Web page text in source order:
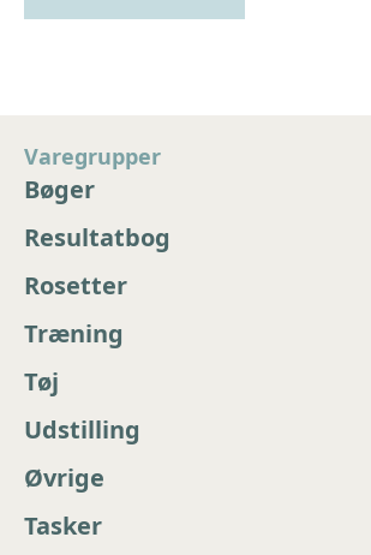
Varegrupper
Bøger
Resultatbog
Rosetter
Træning
Tøj
Udstilling
Øvrige
Tasker